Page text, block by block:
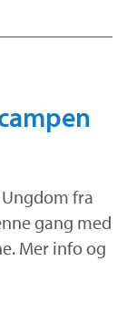
fra
gang med
Mer info og